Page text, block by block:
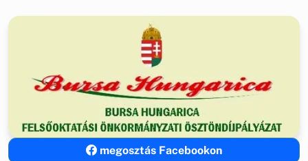
megosztás Facebookon